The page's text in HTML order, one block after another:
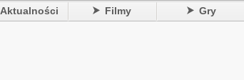
Aktualności Filmy Gry